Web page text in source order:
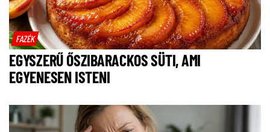
FAZÉK
EGYSZERŰ ŐSZIBARACKOS SÜTI, AMI
EGYENESEN ISTENI